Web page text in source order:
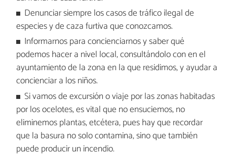
Denunciar siempre los casos de tráfico ilegal de
especies y de caza furtiva que conozcamos.
Informarnos para concienciarnos y saber qué
podemos hacer a nivel local, consultándolo con en el
ayuntamiento de la zona en la que residimos, y ayudar a
concienciar a los niños.
Si vamos de excursión o viaje por las zonas habitadas
por los ocelotes, es vital que no ensuciemos, no
eliminemos plantas, etcétera, pues hay que recordar
que la basura no solo contamina, sino que también
puede producir un incendio.